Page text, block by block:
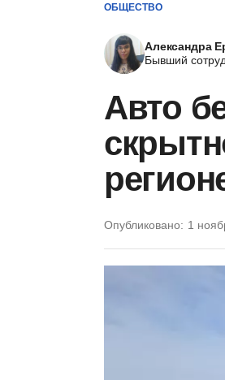
ОБЩЕСТВО
Александра
Бывший
Авто
Опубликовано: 1